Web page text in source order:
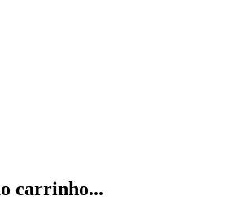
carrinho...